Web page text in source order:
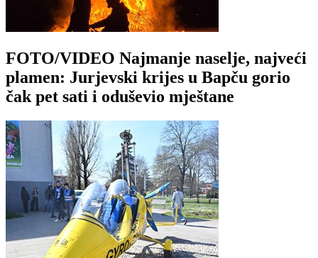
FOTO/VIDEO Najmanje naselje, najveći
plamen: Jurjevski krijes u Bapču gorio
čak pet sati i oduševio mještane